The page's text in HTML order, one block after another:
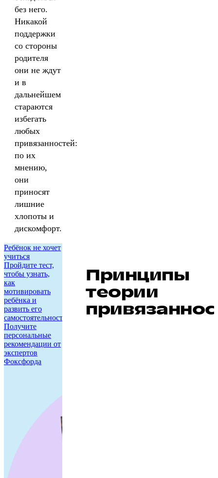
без него.
Никакой
поддержки
со стороны
родителя
они не ждут
и в
дальнейшем
стараются
избегать
любых
привязанностей:
по их
мнению,
они
приносят
лишние
хлопоты и
дискомфорт.
Ребёнок не хочет
учиться
Пройдите тест,
чтобы узнать,
как
мотивировать
ребёнка и
развить его
самостоятельность.
Получите
персональные
рекомендации от
экспертов
Фоксфорда
Принципы
теории